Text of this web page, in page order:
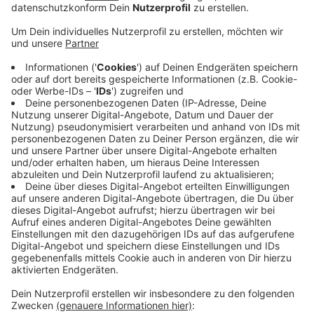
Anzeige
Sie fordert jetzt Ausweichrouten für die Wirtschaft.
Es müsse es jetzt vernünftige Lösungen geben, um
den Verkehr für Wirtschaft und Handwerk weiter
aufrecht zu halten, heißt es von der IHK. Vor allem
muss sichergestellt werden, dass die Kölner Messe
weiter von LKW beliefert werden könne. Ansonsten
sieht die IHK gravierende Folgen für die Unternehmen.
Die Stadt Köln ist unterdessen froh, dass ein
großflächiges Fahrverbot für die Stadt verhindert
werden konnte. Die aktuellen Messwerte hätten sich
bereits verbessert – man wolle jetzt mit
Bezirksregierung und Land das weitere Vorgehen
besprechen.
Anzeige